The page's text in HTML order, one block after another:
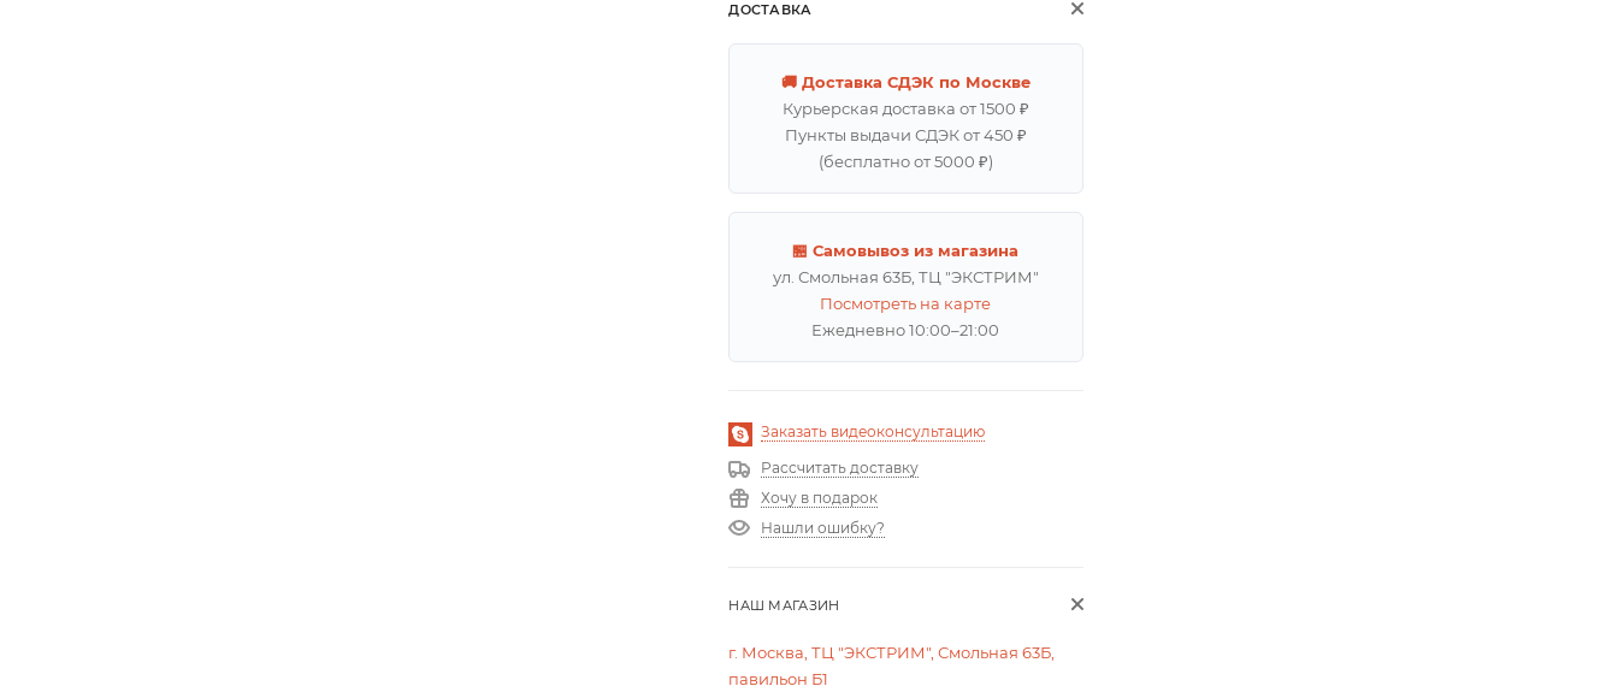
ДОСТАВКА
🚚 Доставка СДЭК по Москве
Курьерская доставка от 1500 ₽
Пункты выдачи СДЭК от 450 ₽
(бесплатно от 5000 ₽)
🏪 Самовывоз из магазина
ул. Смольная 63Б, ТЦ "ЭКСТРИМ"
Посмотреть на карте
Ежедневно 10:00–21:00
Заказать видеоконсультацию
Рассчитать доставку
Хочу в подарок
Нашли ошибку?
НАШ МАГАЗИН
г. Москва, ТЦ "ЭКСТРИМ", Смольная 63Б,
павильон Б1